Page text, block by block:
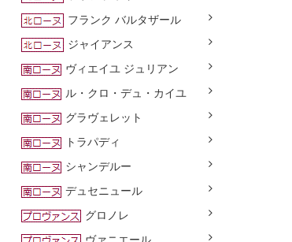
フランク バルタザール
ジャイアンス
ヴィエイユ ジュリアン
ル・クロ・デュ・カイユ
グラヴェレット
トラパディ
シャンデルー
デュセニュール
グロノレ